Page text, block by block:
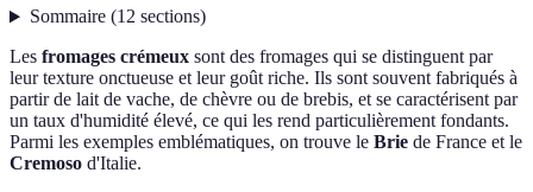
Sommaire(12 sections)
Les fromages crémeux sont des fromages qui se distinguent par
leur texture onctueuse et leur goût riche. Ils sont souvent fabriqués à
partir de lait de vache, de chèvre ou de brebis, et se caractérisent par
un taux d'humidité élevé, ce qui les rend particulièrement fondants.
Parmi les exemples emblématiques, on trouve le Brie de France et le
Cremoso d'Italie.